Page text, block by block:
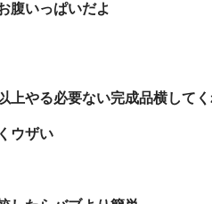
腹いっぱいだよ
上やる必要ない完成品横して
ウザい